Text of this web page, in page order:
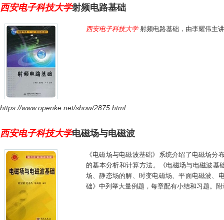
西安电子科技大学射频电路基础
西安电子科技大学射频电路基础，由李耀伟主
https://www.openke.net/show/2875.html
西安电子科技大学电磁场与电磁波
《电磁场与电磁波基础》系统介绍了电磁场
的基本分析和计算方法。《电磁场与电磁波
场、静态场的解、时变电磁场、平面电磁波、
础》中列举大量例题，每章配有小结和习题。